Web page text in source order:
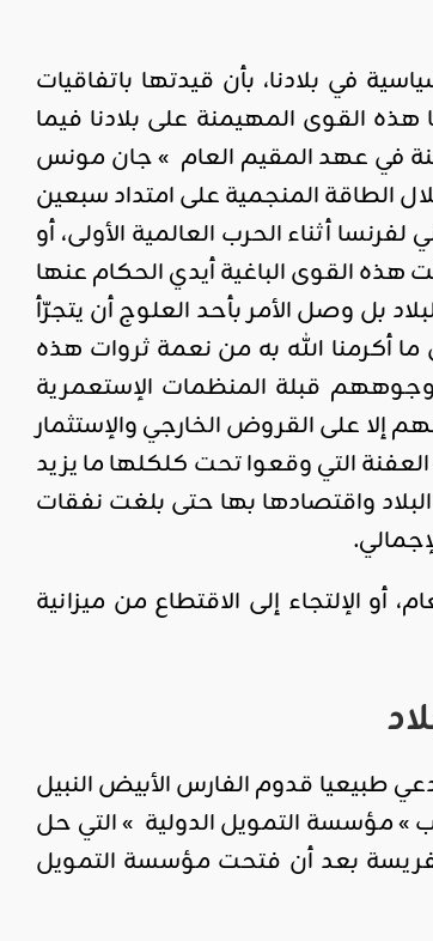
في بلادنا، بأن قيدتها باتفاقيات
القوى المهيمنة على بلادنا فيما
سنة في عهد المقيم العام » جان مونس
الطاقة المنجمية على امتداد سبعين
أثناء الحرب العالمية الأولى، أو
ثروة الملح والتي كفّت هذه القوى الباغية أيدي الحكام عنها
بل وصل الأمر بأحد العلوج أن يتجرّأ
أكرمنا الله به من نعمة ثروات هذه
وجوههم قبلة المنظمات الإستعمرية
إلا على القروض الخارجي والإستثمار
التي وقعوا تحت كلكلها ما يزيد
واقتصادها بها حتى بلغت نفقات
بدفع نحو 9 مليارات دينار هذا العام، أو الإلتجاء إلى الاقتطاع من ميزانية
طبيعيا قدوم الفارس الأبيض النبيل
مؤسسة التمويل الدولية » التي حل
في جانفي 2012، استعدادا لمزمزة الفريسة بعد أن فتحت مؤسسة التمويل